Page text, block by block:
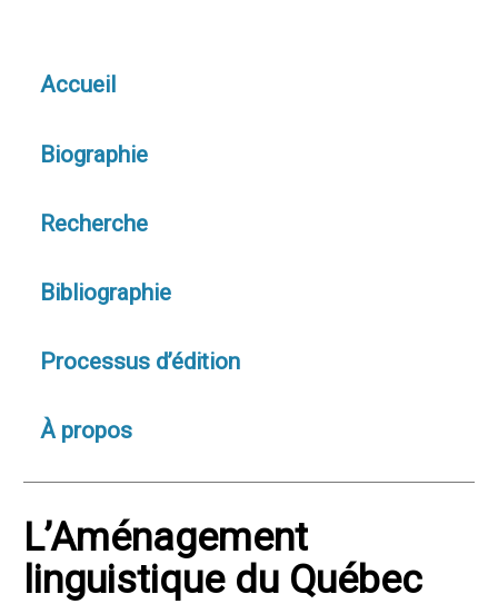
Accueil
Biographie
Recherche
Bibliographie
Processus d’édition
À propos
L’Aménagement
linguistique du Québec